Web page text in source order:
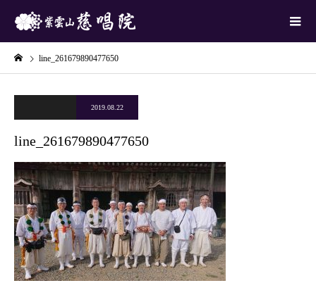
line_261679890477650
2019.08.22
line_261679890477650